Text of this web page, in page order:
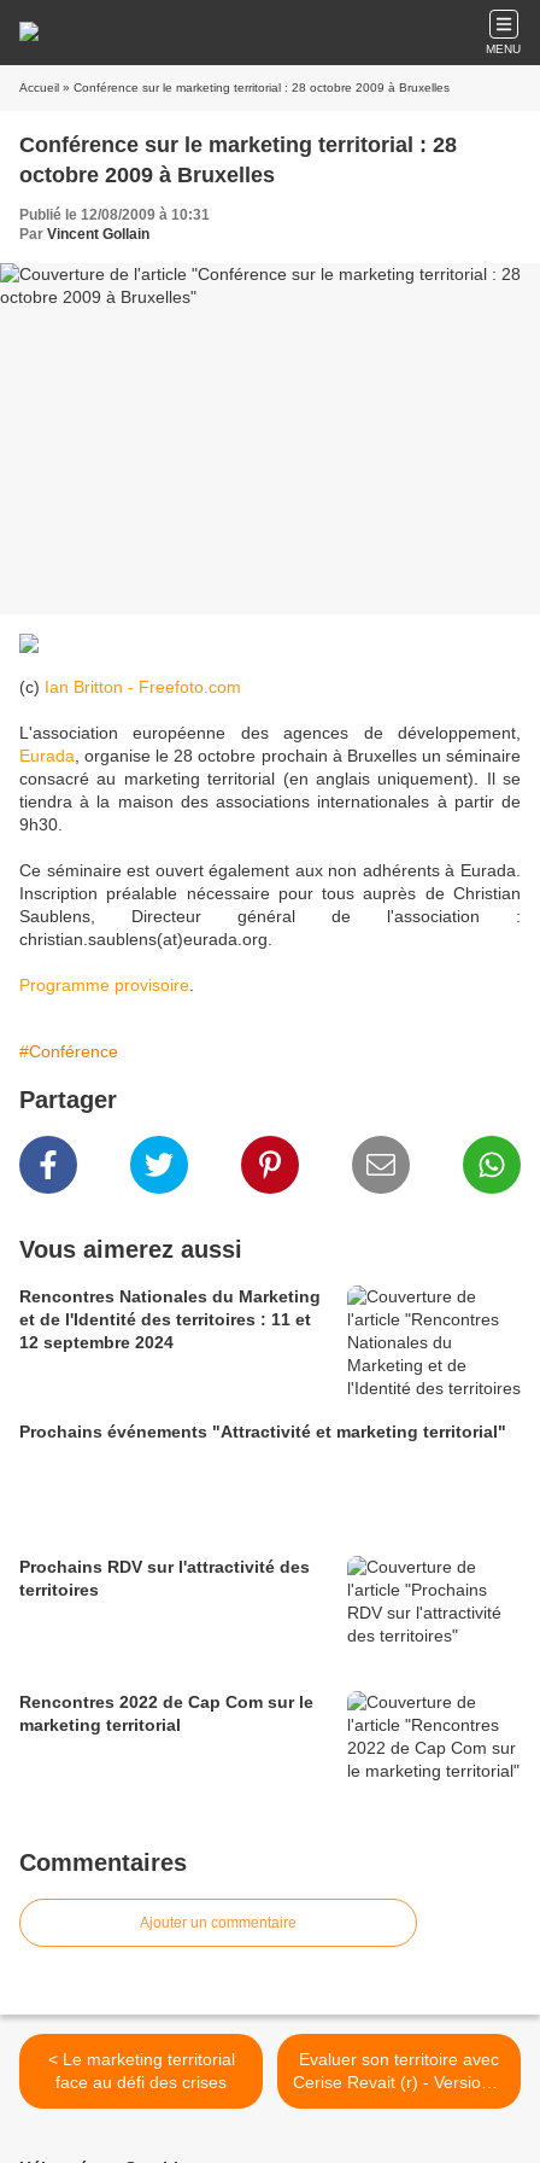
MENU
Accueil » Conférence sur le marketing territorial : 28 octobre 2009 à Bruxelles
Conférence sur le marketing territorial : 28
octobre 2009 à Bruxelles
Publié le 12/08/2009 à 10:31
Par Vincent Gollain
(c) Ian Britton - Freefoto.com
L'association européenne des agences de développement,
Eurada , organise le 28 octobre prochain à Bruxelles un séminaire
consacré au marketing territorial (en anglais uniquement). Il se
tiendra à la maison des associations internationales à partir de
9h30.
Ce séminaire est ouvert également aux non adhérents à Eurada.
Inscription préalable nécessaire pour tous auprès de Christian
Saublens, Directeur général de l'association :
christian.saublens(at)eurada.org.
Programme provisoire
#Conférence
Partager
Vous aimerez aussi
Rencontres Nationales du Marketing
et de l'Identité des territoires : 11 et
12 septembre 2024
Prochains événements "Attractivité et marketing territorial"
Prochains RDV sur l'attractivité des
territoires
Rencontres 2022 de Cap Com sur le
marketing territorial
Commentaires
Ajouter un commentaire
< Le marketing territorial
face au défi des crises
Evaluer son territoire avec
Cerise Revait (r) - Version 4
>